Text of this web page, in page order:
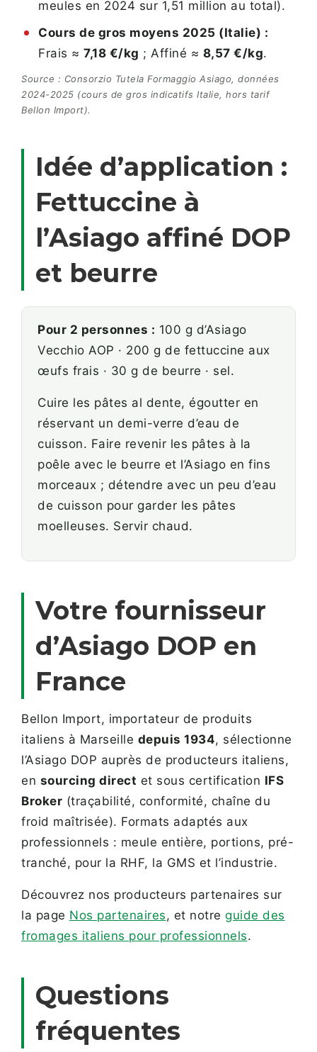
meules en 2024 sur 1,51 million au total).
Cours de gros moyens 2025 (Italie) :
Frais ≈ 7,18 €/kg ; Affiné ≈ 8,57 €/kg.
Source : Consorzio Tutela Formaggio Asiago, données
2024-2025 (cours de gros indicatifs Italie, hors tarif
Bellon Import).
Idée d’application :
Fettuccine à
l’Asiago affiné DOP
et beurre
Pour 2 personnes : 100 g d’Asiago
Vecchio AOP · 200 g de fettuccine aux
œufs frais · 30 g de beurre · sel.
Cuire les pâtes al dente, égoutter en
réservant un demi-verre d’eau de
cuisson. Faire revenir les pâtes à la
poêle avec le beurre et l’Asiago en fins
morceaux ; détendre avec un peu d’eau
de cuisson pour garder les pâtes
moelleuses. Servir chaud.
Votre fournisseur
d’Asiago DOP en
France
Bellon Import, importateur de produits
italiens à Marseille depuis 1934, sélectionne
l’Asiago DOP auprès de producteurs italiens,
en sourcing direct et sous certification IFS
Broker (traçabilité, conformité, chaîne du
froid maîtrisée). Formats adaptés aux
professionnels : meule entière, portions, pré-
tranché, pour la RHF, la GMS et l’industrie.
Découvrez nos producteurs partenaires sur
la page Nos partenaires, et notre guide des
fromages italiens pour professionnels.
Questions
fréquentes